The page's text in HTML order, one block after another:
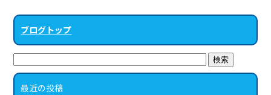
ブログトップ
最近の投稿